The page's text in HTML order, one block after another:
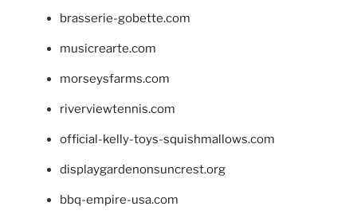
brasserie-gobette.com
musicrearte.com
morseysfarms.com
riverviewtennis.com
official-kelly-toys-squishmallows.com
displaygardenonsuncrest.org
bbq-empire-usa.com